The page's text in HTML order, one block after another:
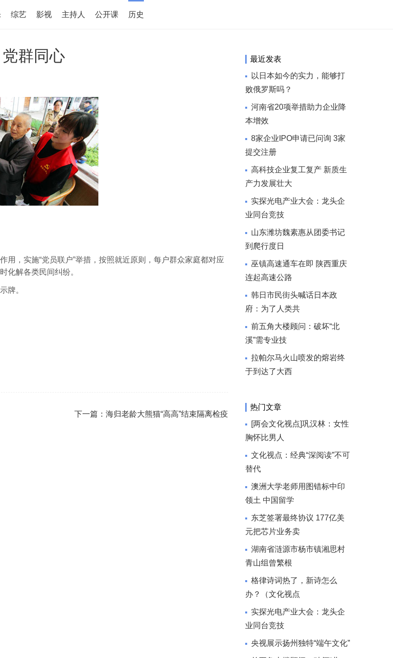
综艺 影视 主持人 公开课 历史
群同心
，实施“党员联户”举措，按照就近原则，每户群众家庭都对应
化解各类民间纠纷。
牌。
下一篇： 海归老龄大熊猫“高高”结束隔离检疫
最近发表
以日本如今的实力，能够打
败俄罗斯吗？
河南省20项举措助力企业降
本增效
8家企业IPO申请已问询 3家
提交注册
高科技企业复工复产 新质生
产力发展壮大
实探光电产业大会：龙头企
业同台竞技
山东潍坊魏素惠从团委书记
到爬行度日
巫镇高速通车在即 陕西重庆
连起高速公路
韩日市民街头喊话日本政
府：为了人类共
前五角大楼顾问：破坏“北
溪”需专业技
拉帕尔马火山喷发的熔岩终
于到达了大西
热门文章
[两会文化视点]巩汉林：女性
胸怀比男人
文化视点：经典“深阅读”不可
替代
澳洲大学老师用图错标中印
领土 中国留学
东芝签署最终协议 177亿美
元把芯片业务卖
湖南省涟源市杨市镇湘思村
青山组曾繁根
格律诗词热了，新诗怎么
办？（文化视点
实探光电产业大会：龙头企
业同台竞技
央视展示扬州独特“端午文化”